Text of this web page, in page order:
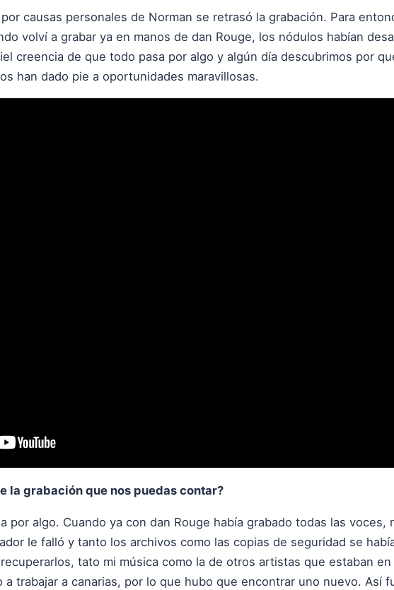
causas personales de Norman se retrasó la grabación. Para
volví a grabar ya en manos de dan Rouge, los nódulos habían
creencia de que todo pasa por algo y algún día descubrimos por
han dado pie a oportunidades maravillosas.
la grabación que nos puedas contar?
por algo. Cuando ya con dan Rouge había grabado todas las voces,
le falló y tanto los archivos como las copias de seguridad se
tato mi música como la de otros artistas que estaban
trabajar a canarias, por lo que hubo que encontrar uno nuevo. Así